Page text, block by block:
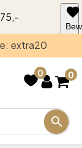
extra20
0 0
voor